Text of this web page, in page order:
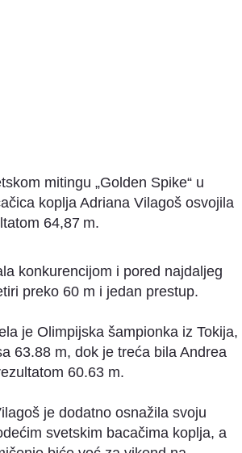
mitingu „Golden Spike“ u
koplja Adriana Vilagoš osvojila
64,87 m.
konkurencijom i pored najdaljeg
preko 60 m i jedan prestup.
je Olimpijska šampionka iz Tokija,
63.88 m, dok je treća bila Andrea
60.63 m.
je dodatno osnažila svoju
svetskim bacačima koplja, a